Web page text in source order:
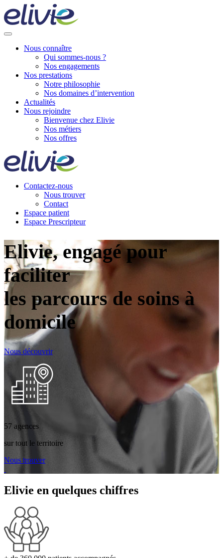
Nous connaître
Qui sommes-nous ?
Nos engagements
Nos prestations
Notre philosophie
Nos domaines d’intervention
Actualités
Nous rejoindre
Bienvenue chez Elivie
Nos métiers
Nos offres
Contactez-nous
Nous trouver
Contact
Espace patient
Espace Prescripteur
Elivie, engagé pour
faciliter
les parcours de soins à
domicile
Nous découvrir
57 agences
sur tout le territoire
Nous trouver
Elivie en quelques chiffres